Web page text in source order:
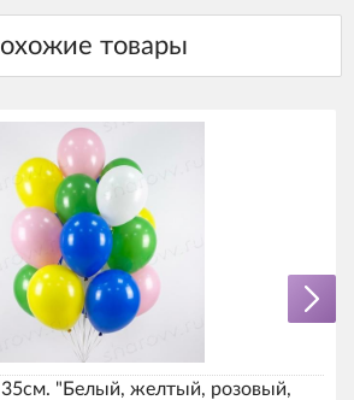
"Белый, желтый, розовый,